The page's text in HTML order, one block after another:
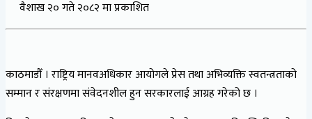
वैशाख २० गते २०८२ मा प्रकाशित
काठमाडौँ । राष्ट्रिय मानवअधिकार आयोगले प्रेस तथा अभिव्यक्ति स्वतन्त्रताको
सम्मान र संरक्षणमा संवेदनशील हुन सरकारलाई आग्रह गरेको छ ।